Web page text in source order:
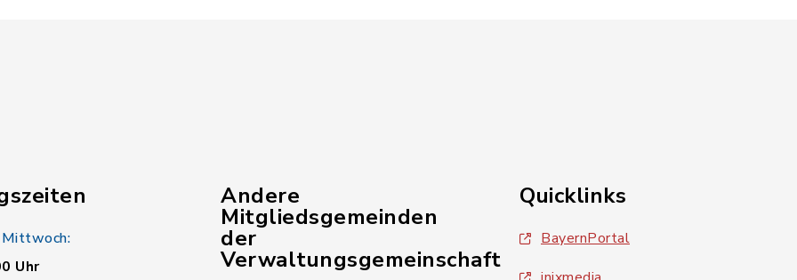
Uhr
Andere
Mitgliedsgemeinden
der
Verwaltungsgemeinschaft
Quicklinks
BayernPortal